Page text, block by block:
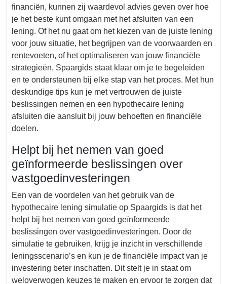
financiën, kunnen zij waardevol advies geven over hoe
je het beste kunt omgaan met het afsluiten van een
lening. Of het nu gaat om het kiezen van de juiste lening
voor jouw situatie, het begrijpen van de voorwaarden en
rentevoeten, of het optimaliseren van jouw financiële
strategieën, Spaargids staat klaar om je te begeleiden
en te ondersteunen bij elke stap van het proces. Met hun
deskundige tips kun je met vertrouwen de juiste
beslissingen nemen en een hypothecaire lening
afsluiten die aansluit bij jouw behoeften en financiële
doelen.
Helpt bij het nemen van goed
geïnformeerde beslissingen over
vastgoedinvesteringen
Een van de voordelen van het gebruik van de
hypothecaire lening simulatie op Spaargids is dat het
helpt bij het nemen van goed geïnformeerde
beslissingen over vastgoedinvesteringen. Door de
simulatie te gebruiken, krijg je inzicht in verschillende
leningsscenario’s en kun je de financiële impact van je
investering beter inschatten. Dit stelt je in staat om
weloverwogen keuzes te maken en ervoor te zorgen dat